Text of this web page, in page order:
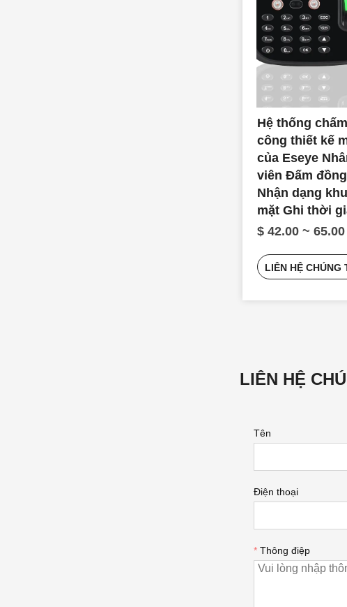
Hệ thống chấm
công thiết kế
của Eseye
viên Đấm
Nhận dạng
mặt Ghi thời
$ 42.00 ~ 65.00
LIÊN HỆ CHÚNG
LIÊN HỆ
Tên
Điện thoại
* Thông điệp